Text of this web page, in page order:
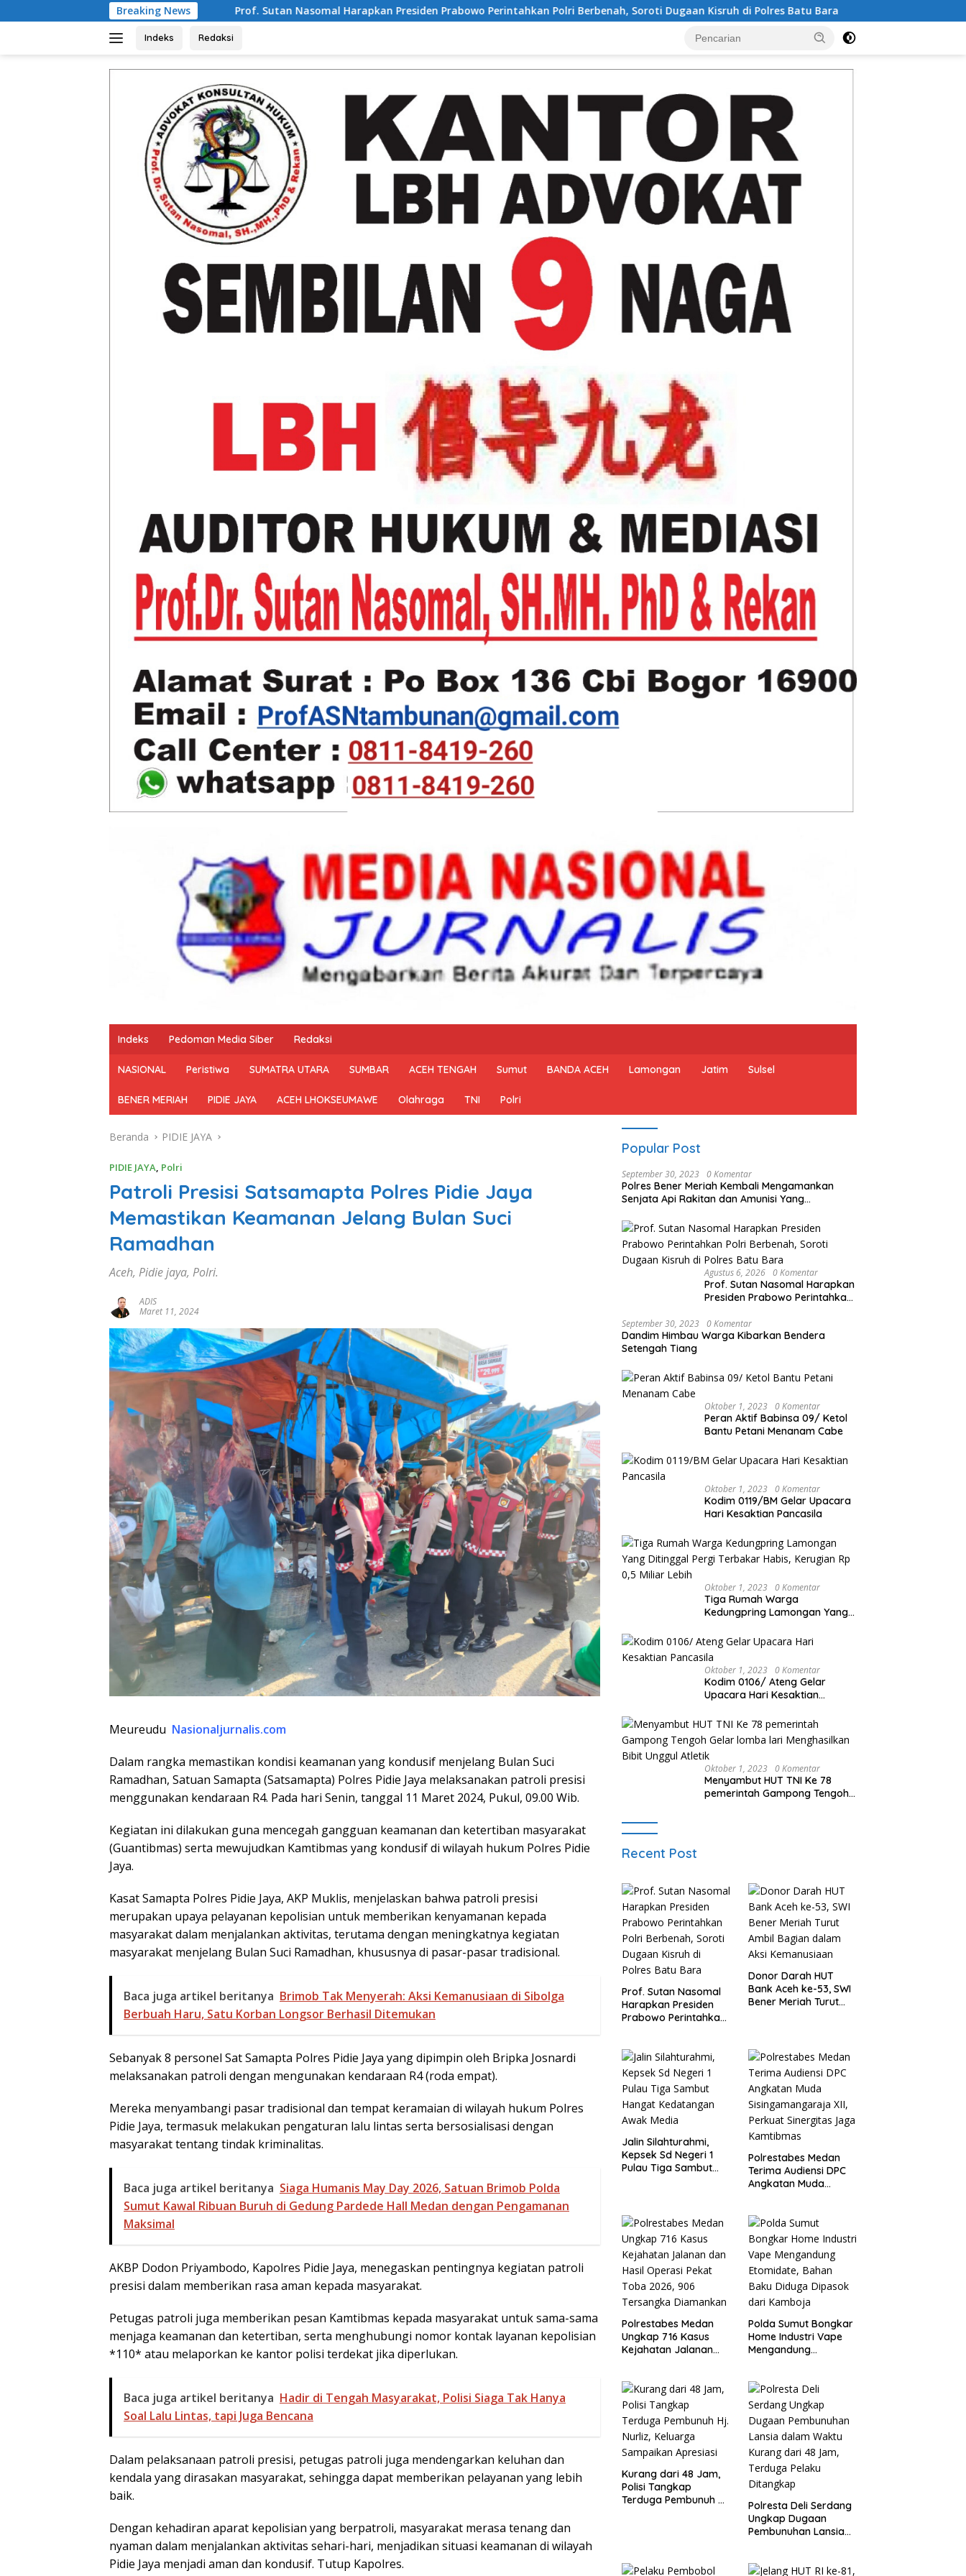
ke
Breaking News
Prof. Sutan Nasomal Harapkan Presiden Prabowo Perintahkan Polri Berbenah, Soroti Dugaan Kisruh di Polres Batu Bara Donor Darah HUT Bank Aceh ke-53, SWI
Indeks Redaksi
Indeks Pedoman Media Siber Redaksi
NASIONAL Peristiwa SUMATRA UTARA SUMBAR ACEH TENGAH Sumut BANDA ACEH Lamongan Jatim Sulsel
BENER MERIAH PIDIE JAYA ACEH LHOKSEUMAWE Olahraga TNI Polri
Beranda PIDIE JAYA
PIDIE JAYA, Polri
Patroli Presisi Satsamapta Polres Pidie Jaya
Memastikan Keamanan Jelang Bulan Suci
Ramadhan
Aceh, Pidie jaya, Polri.
ADIS
Maret 11, 2024
Meureudu Nasionaljurnalis.com
Dalam rangka memastikan kondisi keamanan yang kondusif menjelang Bulan Suci
Ramadhan, Satuan Samapta (Satsamapta) Polres Pidie Jaya melaksanakan patroli presisi
menggunakan kendaraan R4. Pada hari Senin, tanggal 11 Maret 2024, Pukul, 09.00 Wib.
Kegiatan ini dilakukan guna mencegah gangguan keamanan dan ketertiban masyarakat
(Guantibmas) serta mewujudkan Kamtibmas yang kondusif di wilayah hukum Polres Pidie
Jaya.
Kasat Samapta Polres Pidie Jaya, AKP Muklis, menjelaskan bahwa patroli presisi
merupakan upaya pelayanan kepolisian untuk memberikan kenyamanan kepada
masyarakat dalam menjalankan aktivitas, terutama dengan meningkatnya kegiatan
masyarakat menjelang Bulan Suci Ramadhan, khususnya di pasar-pasar tradisional.
Baca juga artikel beritanya Brimob Tak Menyerah: Aksi Kemanusiaan di Sibolga
Berbuah Haru, Satu Korban Longsor Berhasil Ditemukan
Sebanyak 8 personel Sat Samapta Polres Pidie Jaya yang dipimpin oleh Bripka Josnardi
melaksanakan patroli dengan mengunakan kendaraan R4 (roda empat).
Mereka menyambangi pasar tradisional dan tempat keramaian di wilayah hukum Polres
Pidie Jaya, termasuk melakukan pengaturan lalu lintas serta bersosialisasi dengan
masyarakat tentang tindak kriminalitas.
Baca juga artikel beritanya Siaga Humanis May Day 2026, Satuan Brimob Polda
Sumut Kawal Ribuan Buruh di Gedung Pardede Hall Medan dengan Pengamanan
Maksimal
AKBP Dodon Priyambodo, Kapolres Pidie Jaya, menegaskan pentingnya kegiatan patroli
presisi dalam memberikan rasa aman kepada masyarakat.
Petugas patroli juga memberikan pesan Kamtibmas kepada masyarakat untuk sama-sama
menjaga keamanan dan ketertiban, serta menghubungi nomor kontak layanan kepolisian
*110* atau melaporkan ke kantor polisi terdekat jika diperlukan.
Baca juga artikel beritanya Hadir di Tengah Masyarakat, Polisi Siaga Tak Hanya
Soal Lalu Lintas, tapi Juga Bencana
Dalam pelaksanaan patroli presisi, petugas patroli juga mendengarkan keluhan dan
kendala yang dirasakan masyarakat, sehingga dapat memberikan pelayanan yang lebih
baik.
Dengan kehadiran aparat kepolisian yang berpatroli, masyarakat merasa tenang dan
nyaman dalam menjalankan aktivitas sehari-hari, menjadikan situasi keamanan di wilayah
Pidie Jaya menjadi aman dan kondusif. Tutup Kapolres.
Popular Post
September 30, 2023 0 Komentar
Polres Bener Meriah Kembali Mengamankan
Senjata Api Rakitan dan Amunisi Yang
Agustus 6, 2026 0 Komentar
Prof. Sutan Nasomal Harapkan
Presiden Prabowo Perintahkan
Kisruh di Polres Batu Bara
September 30, 2023 0 Komentar
Dandim Himbau Warga Kibarkan Bendera
Setengah Tiang
Oktober 1, 2023 0 Komentar
Peran Aktif Babinsa 09/ Ketol
Bantu Petani Menanam Cabe
Oktober 1, 2023 0 Komentar
Kodim 0119/BM Gelar Upacara
Hari Kesaktian Pancasila
Oktober 1, 2023 0 Komentar
Tiga Rumah Warga
Kedungpring Lamongan Yang
Kerugian Rp 0,5 Miliar Lebih
Oktober 1, 2023 0 Komentar
Kodim 0106/ Ateng Gelar
Upacara Hari Kesaktian
Oktober 1, 2023 0 Komentar
Menyambut HUT TNI Ke 78
pemerintah Gampong Tengoh
Recent Post
Prof. Sutan Nasomal
Harapkan Presiden
Prabowo Perintahkan
Polres Batu Bara
Donor Darah HUT
Bank Aceh ke-53, SWI
Bener Meriah Turut
Jalin Silahturahmi,
Kepsek Sd Negeri 1
Pulau Tiga Sambut
Polrestabes Medan
Terima Audiensi DPC
Angkatan Muda
Jaga Kamtibmas
Polrestabes Medan
Ungkap 716 Kasus
Kejahatan Jalanan
Tersangka
Diamankan
Polda Sumut Bongkar
Home Industri Vape
Mengandung
dari Kamboja
Kurang dari 48 Jam,
Polisi Tangkap
Terduga Pembunuh Hj.
Polresta Deli Serdang
Ungkap Dugaan
Pembunuhan Lansia
Pelaku Ditangkap